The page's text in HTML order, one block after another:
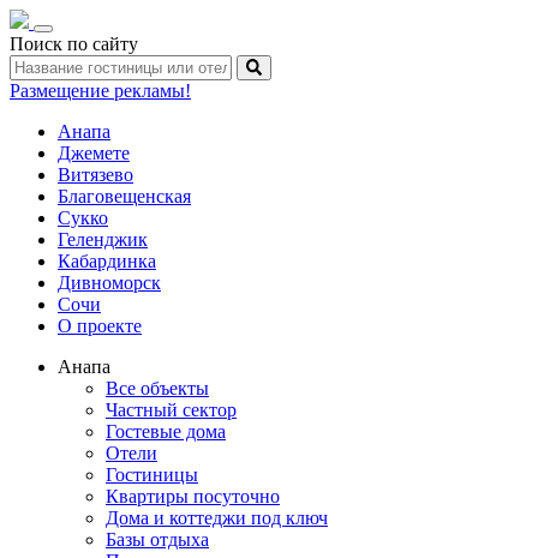
Toggle
navigation
Поиск по сайту
Размещение рекламы!
Анапа
Джемете
Витязево
Благовещенская
Сукко
Геленджик
Кабардинка
Дивноморск
Сочи
О проекте
Анапа
Все объекты
Частный сектор
Гостевые дома
Отели
Гостиницы
Квартиры посуточно
Дома и коттеджи под ключ
Базы отдыха